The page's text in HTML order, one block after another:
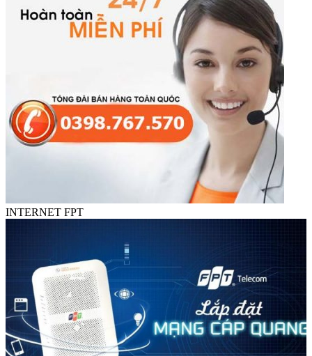
INTERNET FPT